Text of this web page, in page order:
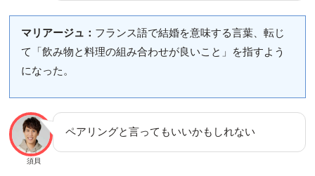
マリアージュ： フランス語で結婚を意味する言葉、転じ
て「飲み物と料理の組み合わせが良いこと」を指すよう
になった。
須貝
ペアリングと言ってもいいかもしれない